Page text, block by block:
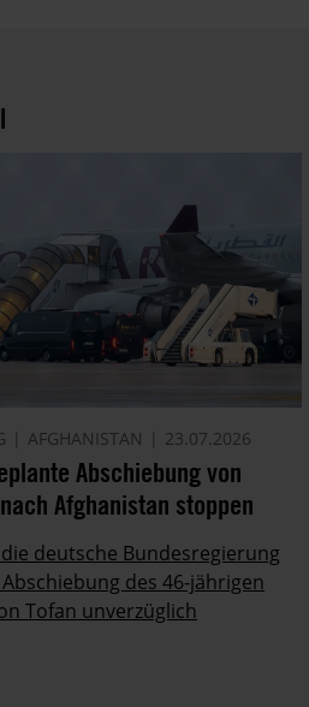
AFGHANISTAN 23.07.2026
Abschiebung von
Afghanistan stoppen
deutsche Bundesregierung
des 46-jährigen
Tofan unverzüglich